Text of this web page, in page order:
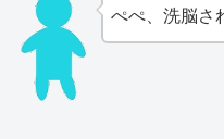
ぺぺ、洗脳さ